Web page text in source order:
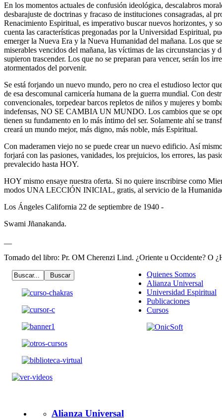
En los momentos actuales de confusión ideológica, descalabros
desbarajuste de doctrinas y fracaso de instituciones consagradas, al
Renacimiento Espiritual, es imperativo buscar nuevos horizontes, y
cuenta las características pregonadas por la Universidad Espiritual,
emerger la Nueva Era y la Nueva Humanidad del mañana. Los que
miserables vencidos del mañana, las víctimas de las circunstancias y
supieron trascender. Los que no se preparan para vencer, serán los
atormentados del porvenir.
Se está forjando un nuevo mundo, pero no crea el estudioso lector
de esa descomunal carnicería humana de la guerra mundial. Con
convencionales, torpedear barcos repletos de niños y mujeres y
indefensas, NO SE CAMBIA UN MUNDO. Los cambios que se
tienen su fundamento en lo más íntimo del ser. Solamente ahí se
creará un mundo mejor, más digno, más noble, más Espiritual.
Con maderamen viejo no se puede crear un nuevo edificio. Así
forjará con las pasiones, vanidades, los prejuicios, los errores, las
prevalecido hasta HOY.
HOY mismo ensaye nuestra oferta. Si no quiere inscribirse como
modos UNA LECCIÓN INICIAL, gratis, al servicio de la
Los Ángeles California 22 de septiembre de 1940 -
Swami Jñanakanda.
Tomado del libro: Pr. OM Cherenzi Lind. ¿Oriente u Occidente? O
Alianza Universal
Quienes Somos
Alianza Universal
Universidad Espiritual
Publicaciones
Cursos